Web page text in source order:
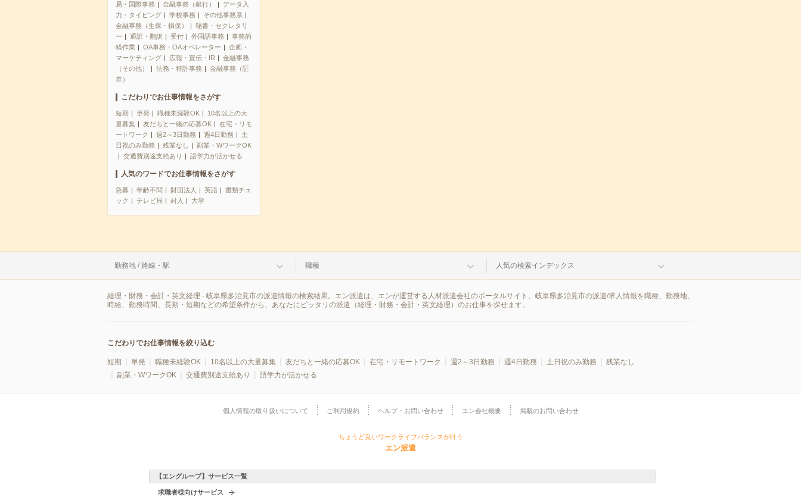
易・国際事務
金融事務（銀行）
データ入
力・タイピング
学校事務
その他事務系
金融事務（生保・損保）
秘書・セクレタリ
ー
通訳・翻訳 受付 外国語事務
事務的
軽作業
OA事務・OAオペレーター
企画・
マーケティング
広報・宣伝・IR
金融事務
（その他）
法務・特許事務
金融事務（証
券）
こだわりでお仕事情報をさがす
短期 単発 職種未経験OK
10名以上の大
量募集
友だちと一緒の応募OK
在宅・リモ
ートワーク
週2～3日勤務 週4日勤務
土
日祝のみ勤務
残業なし
副業・WワークOK
交通費別途支給あり
語学力が活かせる
人気のワードでお仕事情報をさがす
急募 年齢不問 財団法人 英語
書類チェ
ック
テレビ局 封入 大学
勤務地 / 路線・駅 職種 人気の検索インデックス
経理・財務・会計・英文経理 - 岐阜県多治見市の派遣情報の検索結果。エン派遣は、エンが運営する人材派遣会社のポータルサイト。岐阜県多治見市の派遣/求人情報を職種、勤務地、
時給、勤務時間、長期・短期などの希望条件から、あなたにピッタリの派遣（経理・財務・会計・英文経理）のお仕事を探せます。
こだわりでお仕事情報を絞り込む
短期 単発 職種未経験OK 10名以上の大量募集 友だちと一緒の応募OK 在宅・リモートワーク 週2～3日勤務 週4日勤務 土日祝のみ勤務
残業なし
副業・WワークOK
交通費別途支給あり 語学力が活かせる
個人情報の取り扱いについて ご利用規約 ヘルプ・お問い合わせ エン会社概要 掲載のお問い合わせ
ちょうど良いワークライフバランスが叶う
エン派遣
【エングループ】サービス一覧
求職者様向けサービス